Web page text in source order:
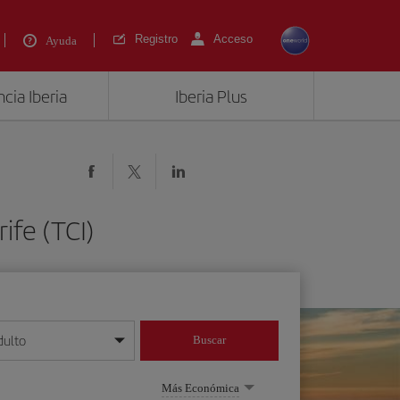
Ayuda Registro Acceso
Iberia Iberia Plus
(TCI)
mes/año
Buscar
Más Económica